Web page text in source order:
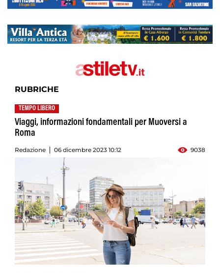
RUBRICHE
TEMPO LIBERO
Viaggi, informazioni fondamentali per Muoversi a
Roma
Redazione 06 dicembre 2023 10:12 9038